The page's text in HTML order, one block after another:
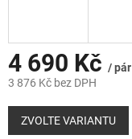
4 690 Kč / pár
3 876 Kč bez DPH
Měrná
cena:
ZVOLTE VARIANTU